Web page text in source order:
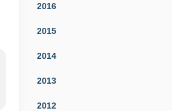
2016
2015
2014
2013
2012